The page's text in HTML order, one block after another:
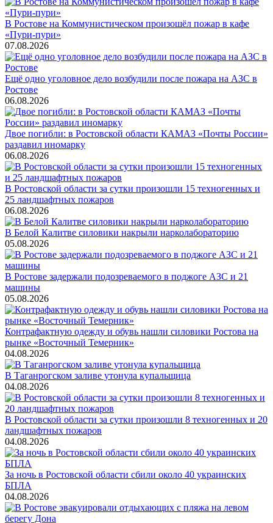
В Ростове на Коммунистическом произошёл пожар в кафе
«Пури-пури»
07.08.2026
Ещё одно уголовное дело возбудили после пожара на АЗС в
Ростове
06.08.2026
Двое погибли: в Ростовской области КАМАЗ «Почты России»
раздавил иномарку
06.08.2026
В Ростовской области за сутки произошли 15 техногенных и
25 ландшафтных пожаров
06.08.2026
В Белой Калитве силовики накрыли нарколабораторию
05.08.2026
В Ростове задержали подозреваемого в поджоге АЗС и 21
машины
05.08.2026
Контрафактную одежду и обувь нашли силовики Ростова на
рынке «Восточный Темерник»
04.08.2026
В Таганрогском заливе утонула купальщица
04.08.2026
В Ростовской области за сутки произошли 8 техногенных и 20
ландшафтных пожаров
04.08.2026
За ночь в Ростовской области сбили около 40 украинских
БПЛА
04.08.2026